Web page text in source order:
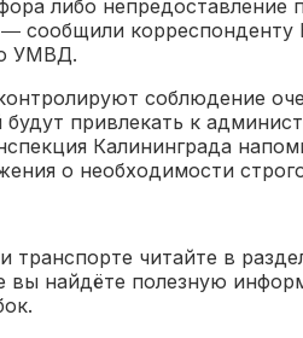
либо непредоставление
сообщили корреспонденту
УМВД.
соблюдение
привлекать к
Калининграда
о необходимости
транспорте читайте в
вы найдёте полезную